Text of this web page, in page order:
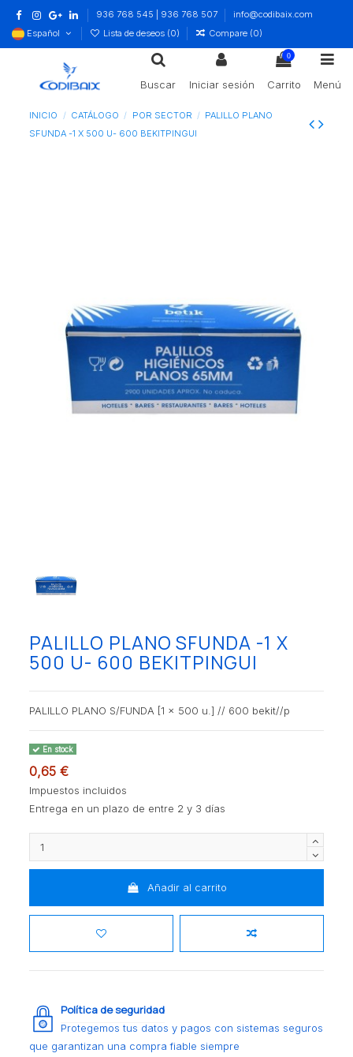
936 768 545 | 936 768 507
info@codibaix.com
Español
Lista de deseos (0) Compare (0)
Buscar Iniciar sesión
0
Carrito Menú
INICIO CATÁLOGO POR SECTOR
PALILLO PLANO
SFUNDA -1 X 500 U- 600 BEKITPINGUI
PALILLO PLANO SFUNDA -1 X
500 U- 600 BEKITPINGUI
PALILLO PLANO S/FUNDA [1 x 500 u.] // 600 bekit//p
En stock
0,65 €
Impuestos incluidos
Entrega en un plazo de entre 2 y 3 días
Añadir al carrito
Política de seguridad
Protegemos tus datos y pagos con sistemas seguros
que garantizan una compra fiable siempre